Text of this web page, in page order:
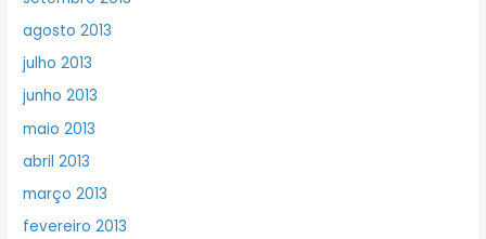
agosto 2013
julho 2013
junho 2013
maio 2013
abril 2013
março 2013
fevereiro 2013